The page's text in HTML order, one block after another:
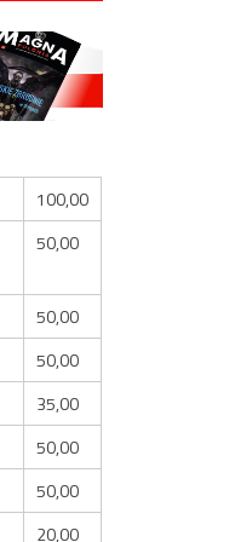
100,00
50,00
50,00
50,00
35,00
50,00
50,00
20,00